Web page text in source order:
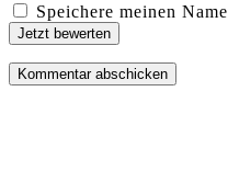
Speichere meinen
Jetzt bewerten